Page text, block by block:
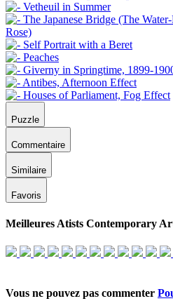
Puzzle
Commentaire
Similaire
Favoris
Meilleures Atists Contemporary
Vous ne pouvez pas commenter